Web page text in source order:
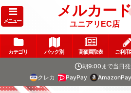
メニュー
メルカー
ユニアリEC店
カテゴリ パック別 高価買取表 ご利用
朝9:00まで当日発
クレカ
PayPay AmazonPay